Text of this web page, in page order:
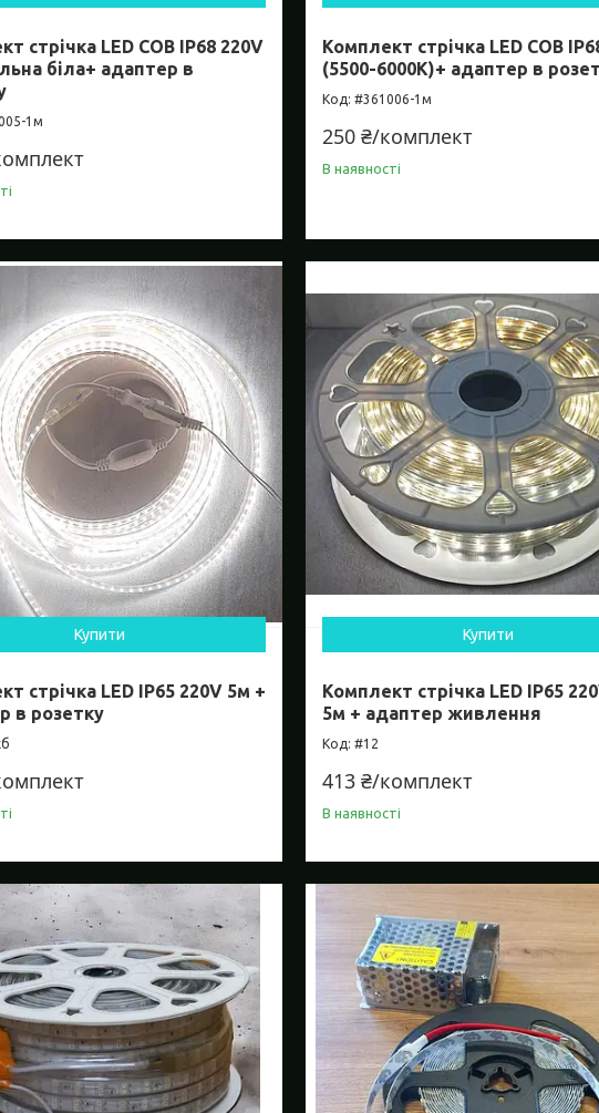
стрічка LED COB IP68 220V
біла+ адаптер в
1м
Комплект стрічка LED COB
(5500-6000К)+ адаптер в
#361006-1м
250 ₴/комплект
В наявності
Купити
стрічка LED IP65 220V 5м +
в розетку
Купити
Комплект стрічка LED IP65
5м + адаптер живлення
#12
413 ₴/комплект
В наявності